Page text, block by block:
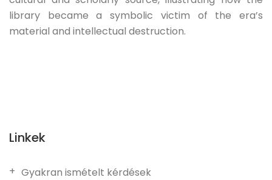
library became a symbolic victim of the era’s
material and intellectual destruction.
Linkek
Gyakran ismételt kérdések